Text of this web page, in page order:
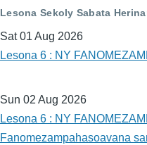
Lesona Sekoly Sabata
Sat 01 Aug 2026
Lesona 6 : NY
Sun 02 Aug 2026
Lesona 6 : NY
Fanomezampahasoavana